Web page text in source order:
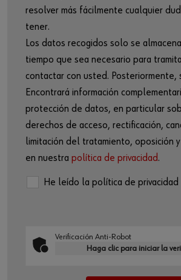
resolver más fácilmente cualquier
tener.
Los datos recogidos solo se
tiempo que sea necesario para
contactar con usted. Posteriormente,
Encontrará información
protección de datos, en particular
derechos de acceso, rectificación,
limitación del tratamiento, oposición y
en nuestra política de privacidad.
He leído la política de privacidad
Verificación Anti-Robot
Haga clic para iniciar la